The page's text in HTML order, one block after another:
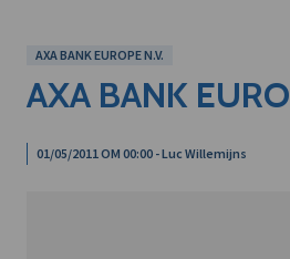
AXA BANK EUROPE N.V.
AXA BANK
01/05/2011 OM 00:00 - Luc Willemijns